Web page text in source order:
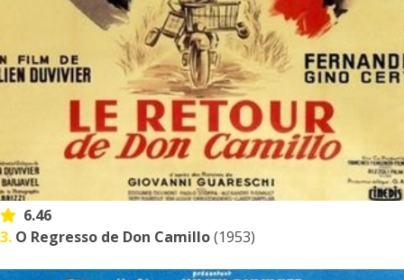
6.46
3. O Regresso de Don Camillo(1953)